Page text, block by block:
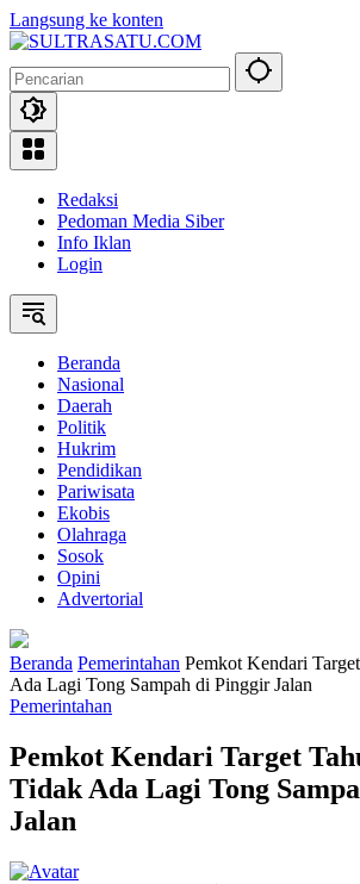
Langsung ke konten
Redaksi
Pedoman Media Siber
Info Iklan
Login
Beranda
Nasional
Daerah
Politik
Hukrim
Pendidikan
Pariwisata
Ekobis
Olahraga
Sosok
Opini
Advertorial
Beranda Pemerintahan Pemkot Kendari
Ada Lagi Tong Sampah di Pinggir Jalan
Pemerintahan
Pemkot Kendari Target
Tidak Ada Lagi Tong
Jalan